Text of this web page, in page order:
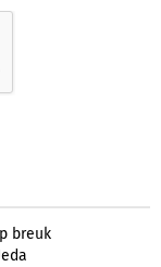
breuk